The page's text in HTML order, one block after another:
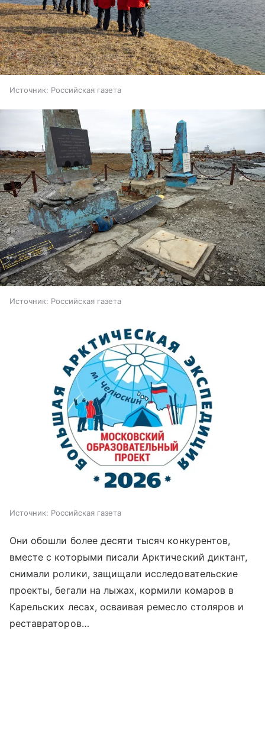
Источник: Российская газета
Источник: Российская газета
Источник: Российская газета
Они обошли более десяти тысяч конкурентов,
вместе с которыми писали Арктический диктант,
снимали ролики, защищали исследовательские
проекты, бегали на лыжах, кормили комаров в
Карельских лесах, осваивая ремесло столяров и
реставраторов…